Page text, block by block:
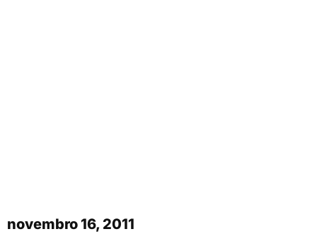
novembro 16, 2011